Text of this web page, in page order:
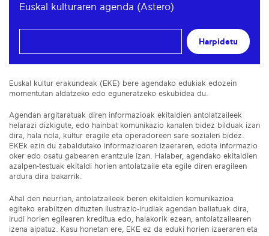
Euskal kulturaren agenda (Astero)
Harpidetu
Euskal kultur erakundeak (EKE) bere agendako edukiak edozein
momentutan aldatzeko edo eguneratzeko eskubidea du.
Agendan argitaratuak diren informazioak ekitaldien antolatzaileek
helarazi dizkigute, edo hainbat komunikazio kanalen bidez bilduak izan
dira, hala nola, kultur eragile eta operadoreen sare sozialen bidez.
EKEk ezin du zabaldutako informazioaren izaeraren, edota informazio
oker edo osatu gabearen erantzule izan. Halaber, agendako ekitaldien
azalpen-testuak ekitaldi horien antolatzaile eta egile diren eragileen
ardura dira bakarrik.
Ahal den neurrian, antolatzaileek beren ekitaldien komunikazioa
egiteko erabiltzen dituzten ilustrazio-irudiak agendan baliatuak dira,
irudi horien egilearen kreditua edo, halakorik ezean, antolatzailearen
izena aipatuz. Kasu honetan ere, EKE ez da eduki horien izaeraren eta